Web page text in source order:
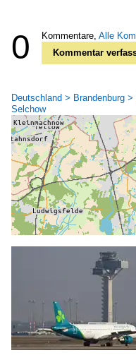
0 Kommentare, Alle
Kommentar
Deutschland > Brandenburg
Selchow